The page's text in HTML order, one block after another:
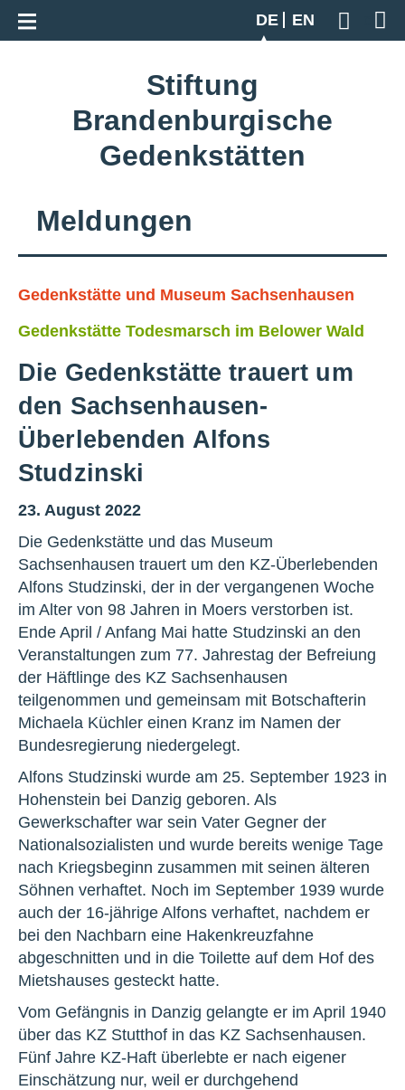
DE
EN
Geben
Zur Gesamtübersicht
Stiftung
Brandenburgische
Gedenkstätten
Meldungen
Gedenkstätte und Museum Sachsenhausen
Gedenkstätte Todesmarsch im Belower Wald
Die Gedenkstätte trauert um
den Sachsenhausen-
Überlebenden Alfons
Studzinski
23. August 2022
Die Gedenkstätte und das Museum
Sachsenhausen trauert um den KZ-Überlebenden
Alfons Studzinski, der in der vergangenen Woche
im Alter von 98 Jahren in Moers verstorben ist.
Ende April / Anfang Mai hatte Studzinski an den
Veranstaltungen zum 77. Jahrestag der Befreiung
der Häftlinge des KZ Sachsenhausen
teilgenommen und gemeinsam mit Botschafterin
Michaela Küchler einen Kranz im Namen der
Bundesregierung niedergelegt.
Alfons Studzinski wurde am 25. September 1923 in
Hohenstein bei Danzig geboren. Als
Gewerkschafter war sein Vater Gegner der
Nationalsozialisten und wurde bereits wenige Tage
nach Kriegsbeginn zusammen mit seinen älteren
Söhnen verhaftet. Noch im September 1939 wurde
auch der 16-jährige Alfons verhaftet, nachdem er
bei den Nachbarn eine Hakenkreuzfahne
abgeschnitten und in die Toilette auf dem Hof des
Mietshauses gesteckt hatte.
Vom Gefängnis in Danzig gelangte er im April 1940
über das KZ Stutthof in das KZ Sachsenhausen.
Fünf Jahre KZ-Haft überlebte er nach eigener
Einschätzung nur, weil er durchgehend